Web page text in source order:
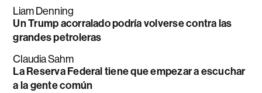
Liam Denning
Un Trump acorralado podría volverse contra las
grandes petroleras
Claudia Sahm
La Reserva Federal tiene que empezar a escuchar
a la gente común